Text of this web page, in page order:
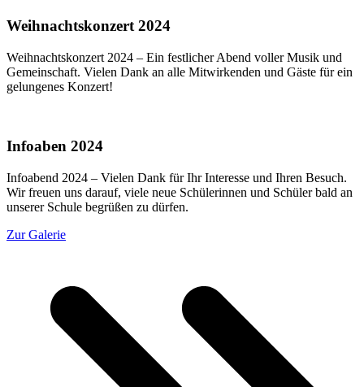
Weihnachtskonzert 2024
Weihnachtskonzert 2024 – Ein festlicher Abend voller Musik und
Gemeinschaft. Vielen Dank an alle Mitwirkenden und Gäste für ein
gelungenes Konzert!
Infoaben 2024
Infoabend 2024 – Vielen Dank für Ihr Interesse und Ihren Besuch.
Wir freuen uns darauf, viele neue Schülerinnen und Schüler bald an
unserer Schule begrüßen zu dürfen.
Zur Galerie